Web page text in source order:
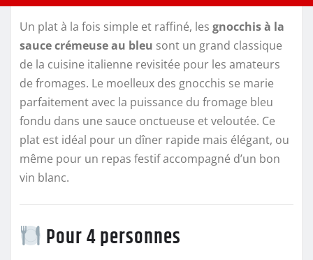
Un plat à la fois simple et raffiné, les gnocchis à la
sauce crémeuse au bleu sont un grand classique
de la cuisine italienne revisitée pour les amateurs
de fromages. Le moelleux des gnocchis se marie
parfaitement avec la puissance du fromage bleu
fondu dans une sauce onctueuse et veloutée. Ce
plat est idéal pour un dîner rapide mais élégant, ou
même pour un repas festif accompagné d’un bon
vin blanc.
Pour 4 personnes